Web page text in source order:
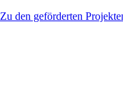
Zu den geförderten